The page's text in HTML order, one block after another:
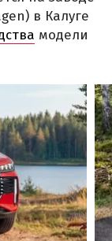
в Калуге
модели